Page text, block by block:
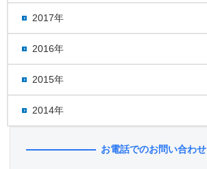
2017年
2016年
2015年
2014年
お電話でのお問い合わせ